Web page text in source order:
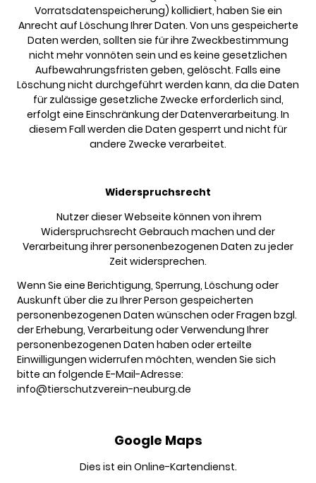
Vorratsdatenspeicherung) kollidiert, haben Sie ein
Anrecht auf Löschung Ihrer Daten. Von uns gespeicherte
Daten werden, sollten sie für ihre Zweckbestimmung
nicht mehr vonnöten sein und es keine gesetzlichen
Aufbewahrungsfristen geben, gelöscht. Falls eine
Löschung nicht durchgeführt werden kann, da die Daten
für zulässige gesetzliche Zwecke erforderlich sind,
erfolgt eine Einschränkung der Datenverarbeitung. In
diesem Fall werden die Daten gesperrt und nicht für
andere Zwecke verarbeitet.
Widerspruchsrecht
Nutzer dieser Webseite können von ihrem
Widerspruchsrecht Gebrauch machen und der
Verarbeitung ihrer personenbezogenen Daten zu jeder
Zeit widersprechen.
Wenn Sie eine Berichtigung, Sperrung, Löschung oder
Auskunft über die zu Ihrer Person gespeicherten
personenbezogenen Daten wünschen oder Fragen bzgl.
der Erhebung, Verarbeitung oder Verwendung Ihrer
personenbezogenen Daten haben oder erteilte
Einwilligungen widerrufen möchten, wenden Sie sich
bitte an folgende E-Mail-Adresse:
info@tierschutzverein-neuburg.de
Google Maps
Dies ist ein Online-Kartendienst.